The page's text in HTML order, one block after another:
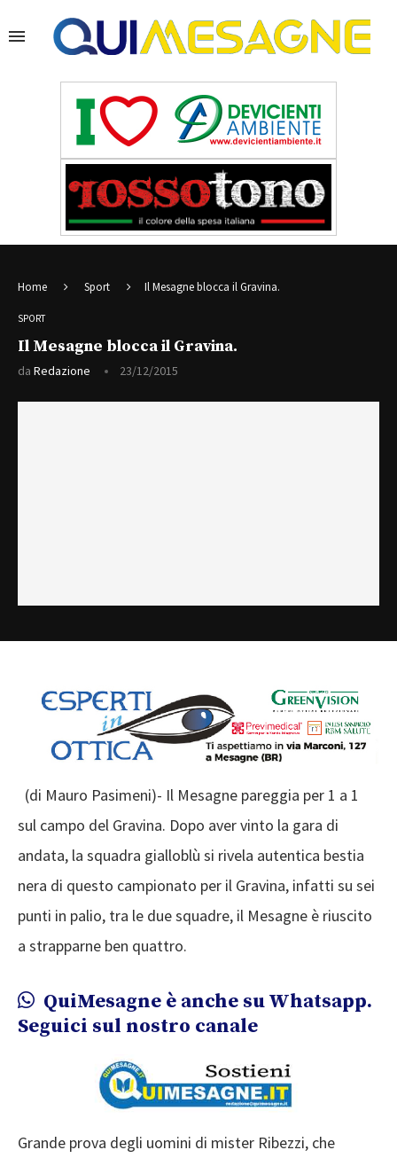
Home Sport Il Mesagne blocca il Gravina.
SPORT
Il Mesagne blocca il Gravina.
da Redazione 23/12/2015
(di Mauro Pasimeni)- Il Mesagne pareggia per 1 a 1
sul campo del Gravina. Dopo aver vinto la gara di
andata, la squadra gialloblù si rivela autentica bestia
nera di questo campionato per il Gravina, infatti su sei
punti in palio, tra le due squadre, il Mesagne è riuscito
a strapparne ben quattro.
QuiMesagne è anche su Whatsapp.
Seguici sul nostro canale
Grande prova degli uomini di mister Ribezzi, che